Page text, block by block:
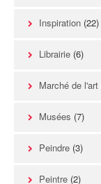
Inspiration (22)
Librairie (6)
Marché de l'art
Musées (7)
Peindre (3)
Peintre (2)